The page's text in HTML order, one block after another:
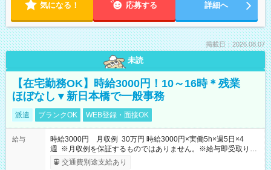
気になる！ 応募する 詳細へ
掲載日：2026.08.07
未読
【在宅勤務OK】時給3000円！10～16時＊残業
ほぼなし▼新日本橋で一般事務
派遣 ブランクOK WEB登録・面接OK
給与
時給3000円 月収例 30万円 時給3000円×実働5h×週5日×4
週 ※月収例を保証するものではありません。※給与即受取りサ
ービス利用可（利用条件有）
交通費別途支給あり